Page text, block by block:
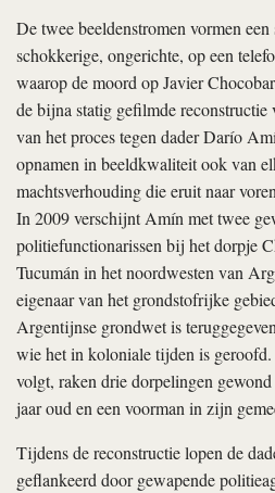
De twee beeldenstromen vormen
schokkerige, ongerichte, op een
waarop de moord op Javier
de bijna statig gefilmde reconstructie
van het proces tegen dader Darío
opnamen in beeldkwaliteit ook van
machtsverhouding die eruit naar
In 2009 verschijnt Amín met twee
politiefunctionarissen bij het dorpje
Tucumán in het noordwesten van
eigenaar van het grondstofrijke
Argentijnse grondwet is
wie het in koloniale tijden is
volgt, raken drie dorpelingen
jaar oud en een voorman in zijn
Tijdens de reconstructie lopen de
geflankeerd door gewapende